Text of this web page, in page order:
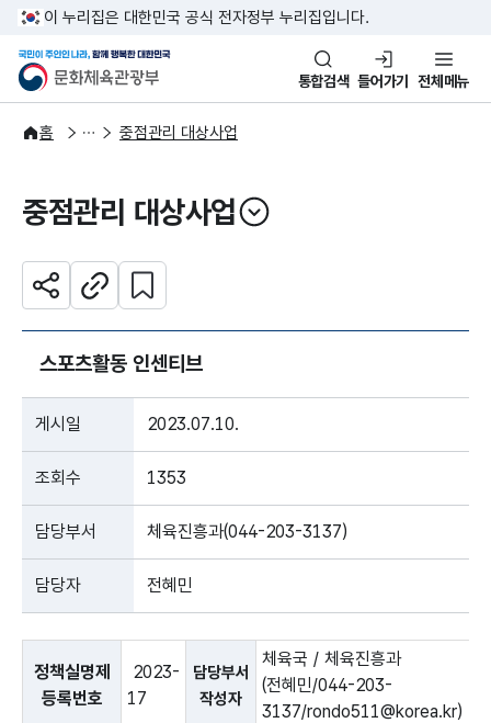
본문 바로가기
주메뉴 바로가기
이 누리집은 대한민국 공식 전자정부 누리집입니다.
문화체육관광부
국민이 주인인 나라, 함께 행복
통합검색 들어가기 전체메뉴
홈
정보공개
정책실명제 중점관리 대상사업
중점관리 대상사업
열기
공유하기주소복사
관심 콘텐츠 설정하기
스포츠활동 인센티브
게시일 2023.07.10.
조회수 1353
담당부서 체육진흥과(044-203-3137)
담당자 전혜민
정책실명제 사업관리이력서
정책실명제
등록번호
2023-
17
담당부서
작성자
체육국 / 체육진흥과
(전혜민/044-203-
3137/rondo511@korea.kr)